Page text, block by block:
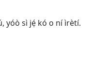
yóò sì jẹ́ kó o ní ìrètí.